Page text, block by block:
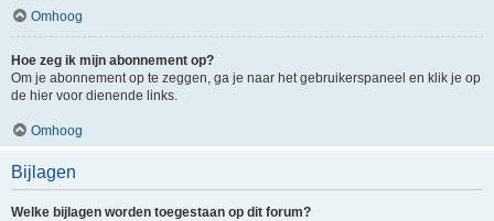
Omhoog
Hoe zeg ik mijn abonnement op?
Om je abonnement op te zeggen, ga je naar het gebruikerspaneel en klik je op
de hier voor dienende links.
Omhoog
Bijlagen
Welke bijlagen worden toegestaan op dit forum?